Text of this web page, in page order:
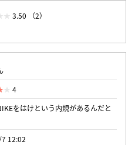
3.50 （2）
4
をはけという内規があるんだと
12:02